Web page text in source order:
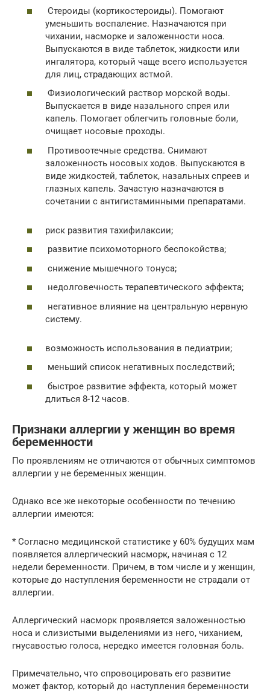
Стероиды (кортикостероиды). Помогают
уменьшить воспаление. Назначаются при
чихании, насморке и заложенности носа.
Выпускаются в виде таблеток, жидкости или
ингалятора, который чаще всего используется
для лиц, страдающих астмой.
Физиологический раствор морской воды.
Выпускается в виде назального спрея или
капель. Помогает облегчить головные боли,
очищает носовые проходы.
Противоотечные средства. Снимают
заложенность носовых ходов. Выпускаются в
виде жидкостей, таблеток, назальных спреев и
глазных капель. Зачастую назначаются в
сочетании с антигистаминными препаратами.
риск развития тахифилаксии;
развитие психомоторного беспокойства;
снижение мышечного тонуса;
недолговечность терапевтического эффекта;
негативное влияние на центральную нервную
систему.
возможность использования в педиатрии;
меньший список негативных последствий;
быстрое развитие эффекта, который может
длиться 8-12 часов.
Признаки аллергии у женщин во время
беременности
По проявлениям не отличаются от обычных симптомов
аллергии у не беременных женщин.
Однако все же некоторые особенности по течению
аллергии имеются:
* Согласно медицинской статистике у 60% будущих мам
появляется аллергический насморк, начиная с 12
недели беременности. Причем, в том числе и у женщин,
которые до наступления беременности не страдали от
аллергии.
Аллергический насморк проявляется заложенностью
носа и слизистыми выделениями из него, чиханием,
гнусавостью голоса, нередко имеется головная боль.
Примечательно, что спровоцировать его развитие
может фактор, который до наступления беременности